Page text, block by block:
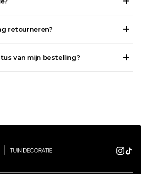
retourneren?
van mijn bestelling?